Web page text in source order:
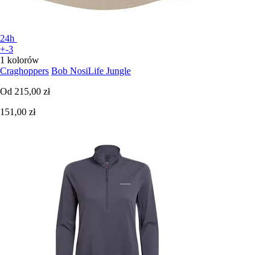
24h
+-3
1 kolorów
Craghoppers Bob NosiLife Jungle
Od 215,00 zł
151,00 zł